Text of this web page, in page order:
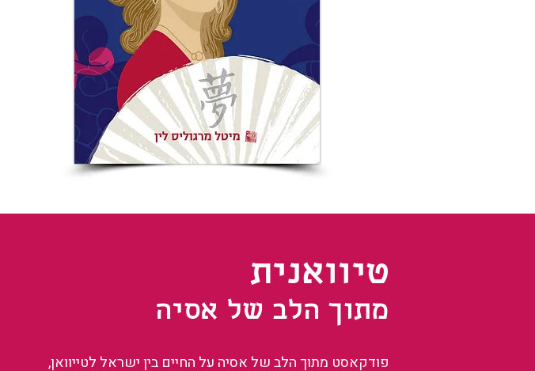
טיוואנית
מתוך הלב של אסיה
פודקאסט מתוך הלב של אסיה על החיים בין ישראל לטייוואן,